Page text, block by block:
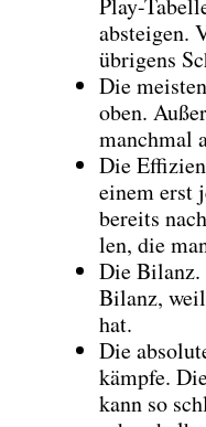
abstei­gen.
übri­gens
Die
oben.
manch­mal
Die
einem erst
bereits
len, die
Die Bilanz.
Bilanz,
hat.
Die
kämp­fe.
kann so